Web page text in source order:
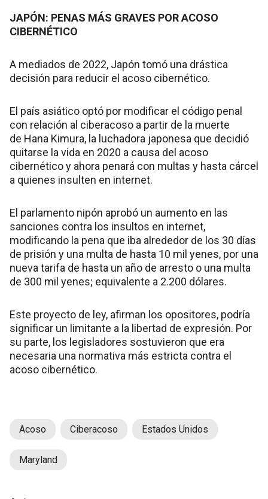
JAPÓN: PENAS MÁS GRAVES POR ACOSO
CIBERNÉTICO
A mediados de 2022, Japón tomó una drástica
decisión para reducir el acoso cibernético.
El país asiático optó por modificar el código penal
con relación al ciberacoso a partir de la muerte
de Hana Kimura, la luchadora japonesa que decidió
quitarse la vida en 2020 a causa del acoso
cibernético y ahora penará con multas y hasta cárcel
a quienes insulten en internet.
El parlamento nipón aprobó un aumento en las
sanciones contra los insultos en internet,
modificando la pena que iba alrededor de los 30 días
de prisión y una multa de hasta 10 mil yenes, por una
nueva tarifa de hasta un año de arresto o una multa
de 300 mil yenes; equivalente a 2.200 dólares.
Este proyecto de ley, afirman los opositores, podría
significar un limitante a la libertad de expresión. Por
su parte, los legisladores sostuvieron que era
necesaria una normativa más estricta contra el
acoso cibernético.
Acoso Ciberacoso Estados Unidos
Maryland